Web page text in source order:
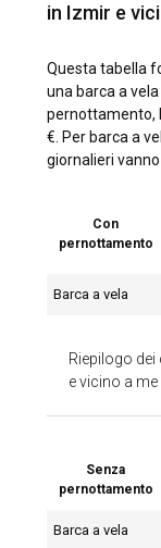
in Izmir e
Questa tabella
una barca a
pernottamento,
€. Per barca a
giornalieri
Riepilogo dei
e vicino a me
Con
pernottamento
Barca a vela
Senza
pernottamento
Barca a vela